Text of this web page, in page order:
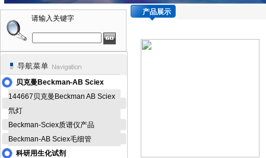
请输入关键字
贝克曼Beckman-AB Sciex
144667贝克曼Beckman AB Sciex
氘灯
Beckman-Sciex质谱仪产品
Beckman-AB Sciex毛细管
科研用生化试剂
产品展示